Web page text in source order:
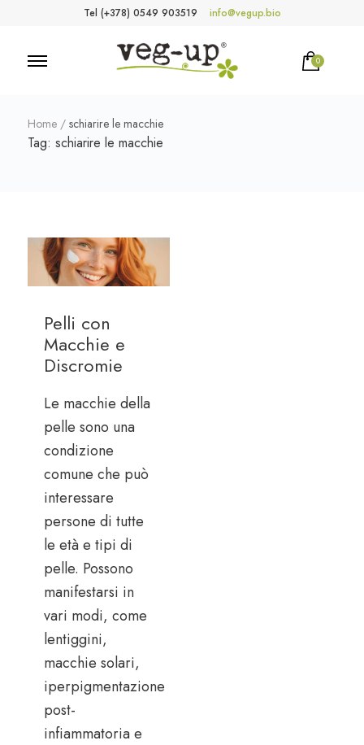
Tel (+378) 0549 903519 info@vegup.bio
0
Home / schiarire le macchie
Tag: schiarire le macchie
Pelli con
Macchie e
Discromie
Le macchie della
pelle sono una
condizione
comune che può
interessare
persone di tutte
le età e tipi di
pelle. Possono
manifestarsi in
vari modi, come
lentiggini,
macchie solari,
iperpigmentazione
post-
infiammatoria e